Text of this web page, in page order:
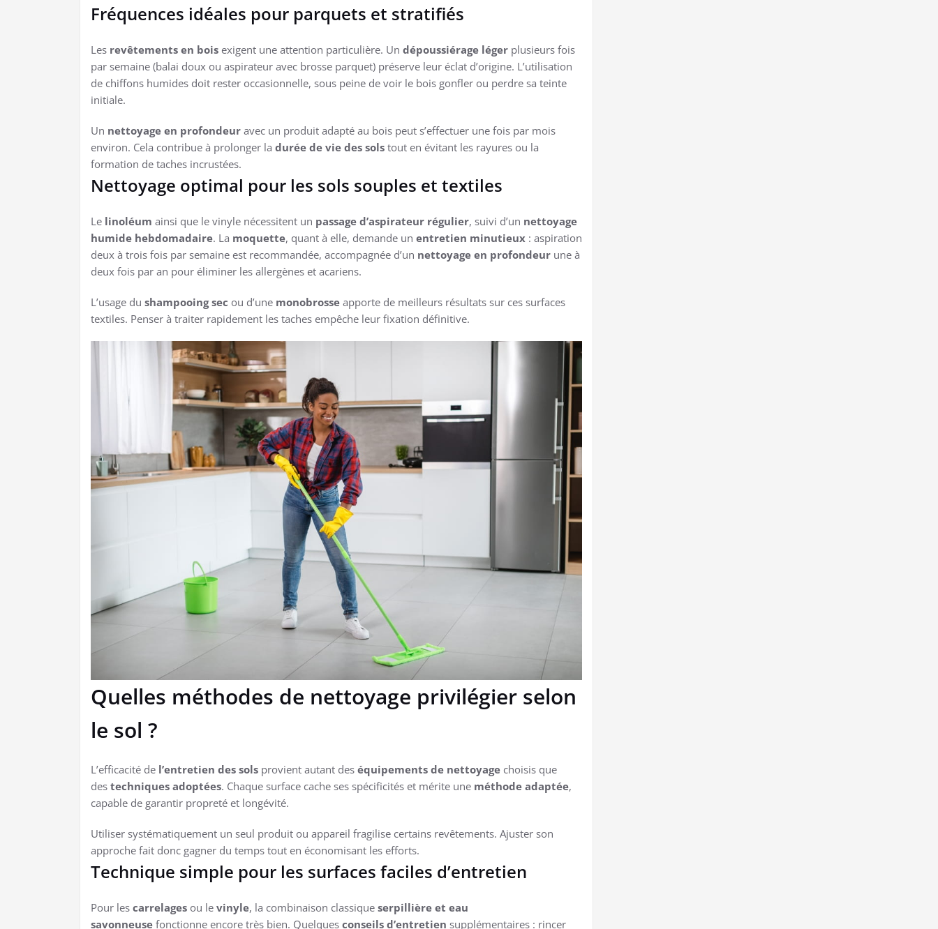
Fréquences idéales pour parquets et stratifiés
Les revêtements en bois exigent une attention particulière. Un dépoussiérage léger plusieurs fois
par semaine (balai doux ou aspirateur avec brosse parquet) préserve leur éclat d’origine. L’utilisation
de chiffons humides doit rester occasionnelle, sous peine de voir le bois gonfler ou perdre sa teinte
initiale.
Un nettoyage en profondeur avec un produit adapté au bois peut s’effectuer une fois par mois
environ. Cela contribue à prolonger la durée de vie des sols tout en évitant les rayures ou la
formation de taches incrustées.
Nettoyage optimal pour les sols souples et textiles
Le linoléum ainsi que le vinyle nécessitent un passage d’aspirateur régulier, suivi d’un nettoyage
humide hebdomadaire. La moquette, quant à elle, demande un entretien minutieux : aspiration
deux à trois fois par semaine est recommandée, accompagnée d’un nettoyage en profondeur une à
deux fois par an pour éliminer les allergènes et acariens.
L’usage du shampooing sec ou d’une monobrosse apporte de meilleurs résultats sur ces surfaces
textiles. Penser à traiter rapidement les taches empêche leur fixation définitive.
Quelles méthodes de nettoyage privilégier selon
le sol ?
L’efficacité de l’entretien des sols provient autant des équipements de nettoyage choisis que
des techniques adoptées. Chaque surface cache ses spécificités et mérite une méthode adaptée,
capable de garantir propreté et longévité.
Utiliser systématiquement un seul produit ou appareil fragilise certains revêtements. Ajuster son
approche fait donc gagner du temps tout en économisant les efforts.
Technique simple pour les surfaces faciles d’entretien
Pour les carrelages ou le vinyle, la combinaison classique serpillière et eau
savonneuse fonctionne encore très bien. Quelques conseils d’entretien supplémentaires : rincer